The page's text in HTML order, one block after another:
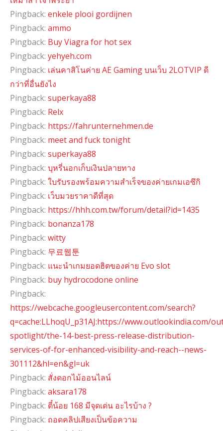
Pingback: enkele plooi gordijnen
Pingback: ammo
Pingback: Buy Viagra for hot sex
Pingback: yehyeh.com
Pingback: เล่นคาสิโนค่าย AE Gaming บนเว็บ 2LOTVIP ดี
กว่าที่อื่นยังไง
Pingback: superkaya88
Pingback: Relx
Pingback: https://fahrunternehmen.de
Pingback: meet and fuck tonight
Pingback: superkaya88
Pingback: บุหรี่นอกเก็บเงินปลายทาง
Pingback: ใบรับรองพร้อมความสำเร็จของค่ายเกมเอซึกิ
Pingback: เว็บมวยราคาดีที่สุด
Pingback: https://hhh.com.tw/forum/detail?id=1435
Pingback: bonanza178
Pingback: witty
Pingback: 무료웹툰
Pingback: แนะนำเกมยอดฮิตของค่าย Evo slot
Pingback: buy hydrocodone online
Pingback:
https://webcache.googleusercontent.com/search?
q=cache:LLhoqU_p31AJ:https://www.outlookindia.com/
spotlight/the-14-best-press-release-distribution-
services-of-for-enhanced-visibility-and-reach--news-
301112&hl=en&gl=uk
Pingback: สั่งดอกไม้ออนไลน์
Pingback: aksara178
Pingback: ตี๋น้อย 168 มีจุดเด่น อะไรบ้าง ?
Pingback: ถอดคลิปเสียงเป็นข้อความ